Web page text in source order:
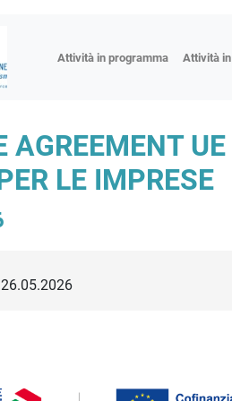
Attività in programma Attività
Fiere
Workshop
Incontri
Progetto
AGREEMENT
LE IMPRESE
26.05.2026